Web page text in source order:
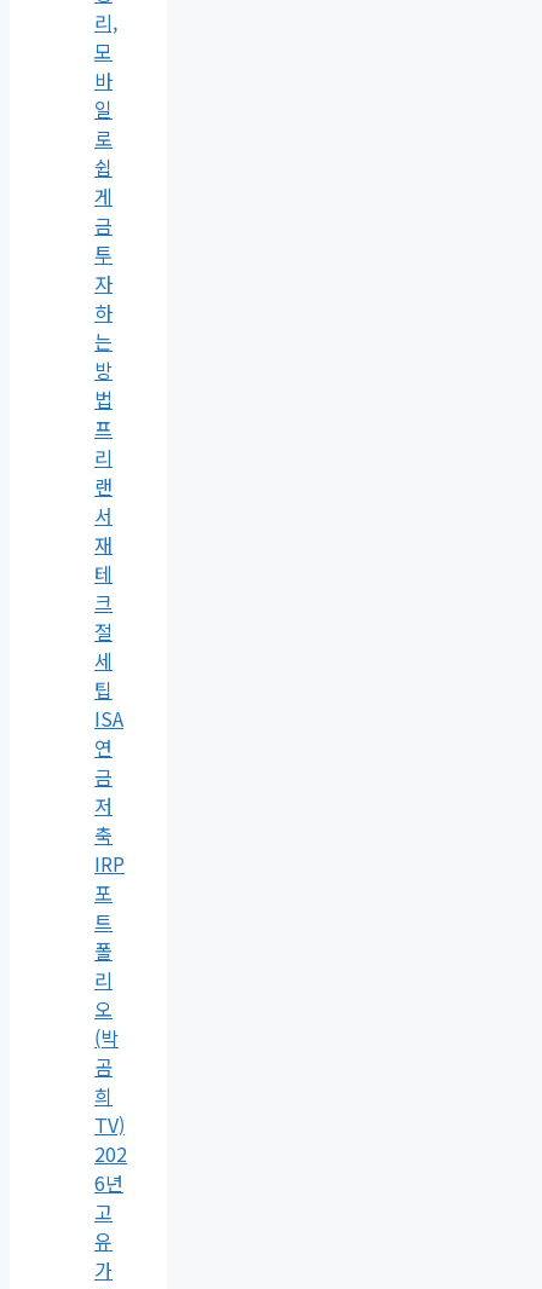
리,
모
바
일
로
쉽
게
금
투
자
하
는
방
법
프
리
랜
서
재
테
크
절
세
팁
ISA
연
금
저
축
IRP
포
트
폴
리
오
(박
곰
희
TV)
202
6년
고
유
가